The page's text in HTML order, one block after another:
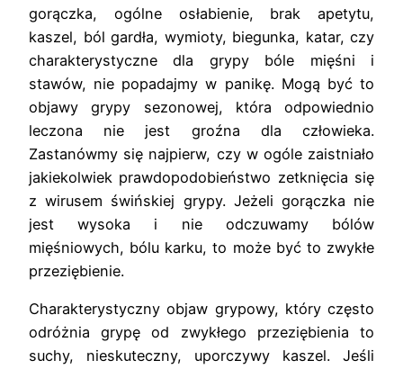
gorączka, ogólne osłabienie, brak apetytu,
kaszel, ból gardła, wymioty, biegunka, katar, czy
charakterystyczne dla grypy bóle mięśni i
stawów, nie popadajmy w panikę. Mogą być to
objawy grypy sezonowej, która odpowiednio
leczona nie jest groźna dla człowieka.
Zastanówmy się najpierw, czy w ogóle zaistniało
jakiekolwiek prawdopodobieństwo zetknięcia się
z wirusem świńskiej grypy. Jeżeli gorączka nie
jest wysoka i nie odczuwamy bólów
mięśniowych, bólu karku, to może być to zwykłe
przeziębienie.
Charakterystyczny objaw grypowy, który często
odróżnia grypę od zwykłego przeziębienia to
suchy, nieskuteczny, uporczywy kaszel. Jeśli